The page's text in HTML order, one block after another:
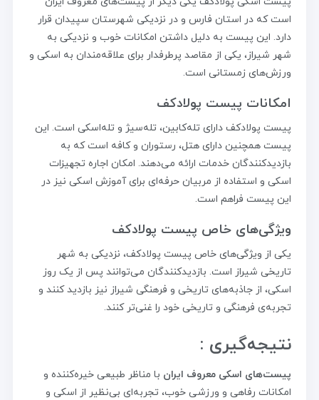
است که در استان فارس و در نزدیکی شهرستان سپیدان قرار
دارد. این پیست به دلیل داشتن امکانات خوب و نزدیکی به
شهر شیراز، یکی از مقاصد پرطرفدار برای علاقه‌مندان به اسکی و
ورزش‌های زمستانی است.
امکانات پیست پولادکف
پیست پولادکف دارای تله‌کابین، تله‌سیژ و تله‌اسکی است. این
پیست همچنین دارای هتل، رستوران و کافه است که به
بازدیدکنندگان خدمات ارائه می‌دهند. امکان اجاره تجهیزات
اسکی و استفاده از مربیان حرفه‌ای برای آموزش اسکی نیز در
این پیست فراهم است.
ویژگی‌های خاص پیست پولادکف
یکی از ویژگی‌های خاص پیست پولادکف، نزدیکی به شهر
تاریخی شیراز است. بازدیدکنندگان می‌توانند پس از یک روز
اسکی، از جاذبه‌های تاریخی و فرهنگی شیراز نیز بازدید کنند و
تجربه‌ی فرهنگی و تاریخی خود را غنی‌تر کنند.
نتیجه‌گیری :
پیست‌های اسکی معروف ایران با مناظر طبیعی خیره‌کننده و
امکانات رفاهی و ورزشی خوب، تجربه‌ای بی‌نظیر از اسکی و